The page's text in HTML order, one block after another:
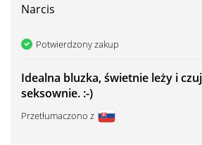
Narcis
Potwierdzony zakup
Idealna bluzka, świetnie leży i
seksownie. :-)
Przetłumaczono z